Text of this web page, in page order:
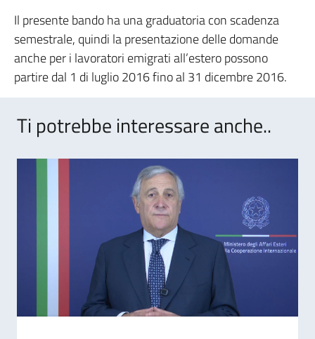
Il presente bando ha una graduatoria con scadenza
semestrale, quindi la presentazione delle domande
anche per i lavoratori emigrati all’estero possono
partire dal 1 di luglio 2016 fino al 31 dicembre 2016.
Ti potrebbe interessare anche..